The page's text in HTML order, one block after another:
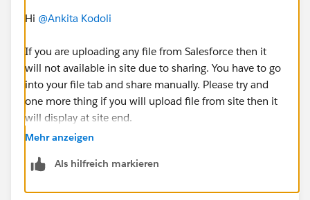
Hi @Ankita Kodoli
If you are uploading any file from Salesforce then it
will not available in site due to sharing. You have to go
into your file tab and share manually. Please try and
one more thing if you will upload file from site then it
will display at site end.
Mehr anzeigen
Als hilfreich markieren